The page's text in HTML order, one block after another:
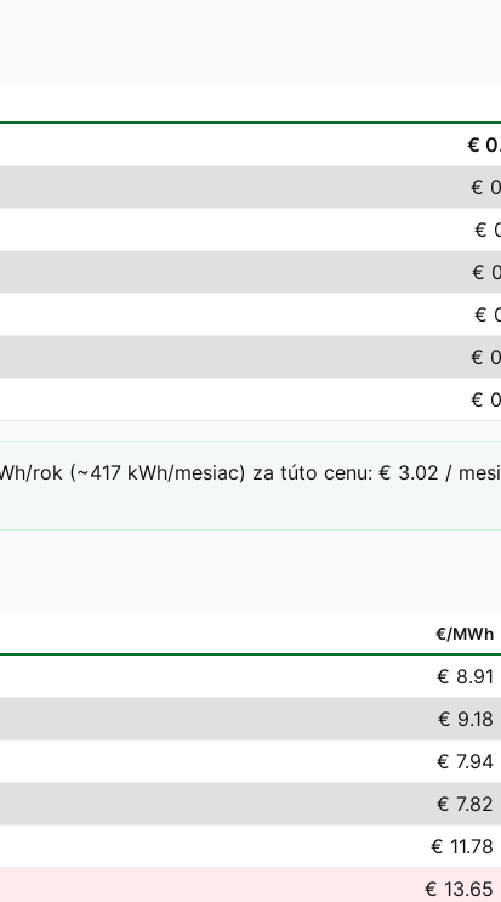
€
€
€
€
€
€
€
rok (~417 kWh/mesiac) za túto cenu: € 3.02 /
€/MWh
€ 8.91
€ 9.18
€ 7.94
€ 7.82
€ 11.78
€ 13.65